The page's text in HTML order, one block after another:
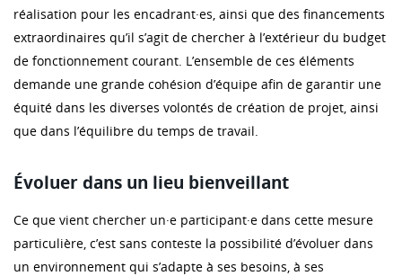
réalisation pour les encadrant·es, ainsi que des financements
extraordinaires qu’il s’agit de chercher à l’extérieur du budget
de fonctionnement courant. L’ensemble de ces éléments
demande une grande cohésion d’équipe afin de garantir une
équité dans les diverses volontés de création de projet, ainsi
que dans l’équilibre du temps de travail.
Évoluer dans un lieu bienveillant
Ce que vient chercher un·e participant·e dans cette mesure
particulière, c’est sans conteste la possibilité d’évoluer dans
un environnement qui s’adapte à ses besoins, à ses